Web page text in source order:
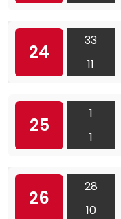
24
33
11
25
1
1
26
28
10